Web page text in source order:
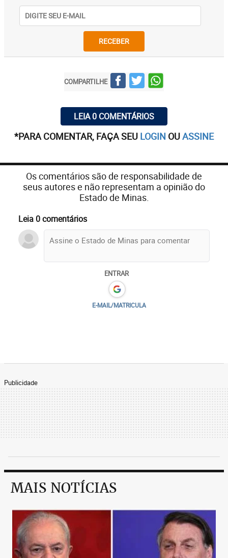
RECEBER
COMPARTILHE
LEIA 0 COMENTÁRIOS
*PARA COMENTAR, FAÇA SEU LOGIN OUASSINE
Os comentários são de responsabilidade de
seus autores e não representam a opinião do
Estado de Minas.
Leia 0 comentários
ENTRAR
E-MAIL/MATRICULA
Publicidade
MAIS NOTÍCIAS